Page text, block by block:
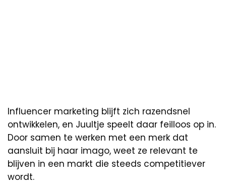
Influencer marketing blijft zich razendsnel
ontwikkelen, en Juultje speelt daar feilloos op in.
Door samen te werken met een merk dat
aansluit bij haar imago, weet ze relevant te
blijven in een markt die steeds competitiever
wordt.